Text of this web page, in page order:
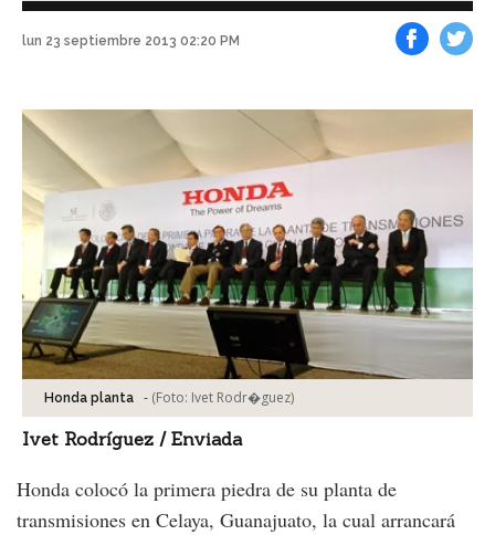
lun 23 septiembre 2013 02:20 PM
Honda planta - (Foto: Ivet Rodr�guez)
Ivet Rodríguez / Enviada
Honda colocó la primera piedra de su planta de
transmisiones en Celaya, Guanajuato, la cual arrancará